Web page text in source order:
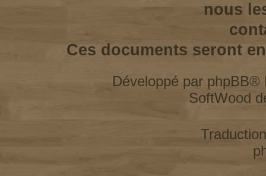
nous
Ces documents seront
Développé par phpBB®
SoftWood